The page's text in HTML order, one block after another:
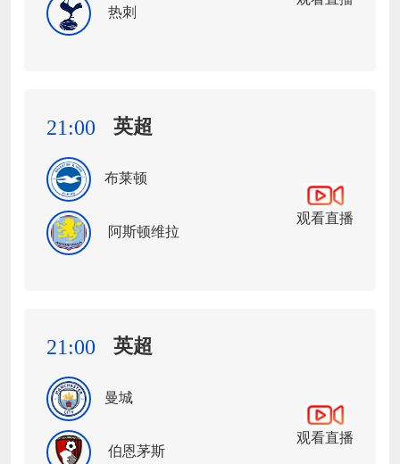
热刺
21:00 英超
布莱顿
阿斯顿维拉
观看直播
21:00 英超
曼城
伯恩茅斯
观看直播